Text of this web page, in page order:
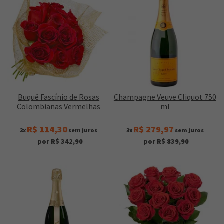
Buquê Fascínio de Rosas
Colombianas Vermelhas
3x R$ 114,30 sem juros
por R$ 342,90
Champagne Veuve Cliquot 750
ml
3x R$ 279,97 sem juros
por R$ 839,90